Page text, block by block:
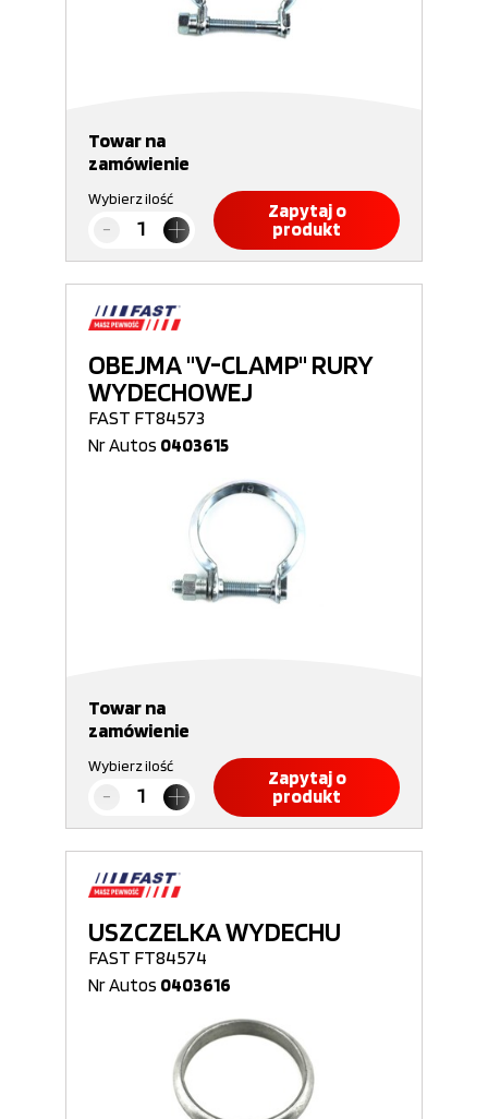
Towar na
zamówienie
Wybierz ilość
Zapytaj o
produkt
OBEJMA "V-CLAMP" RURY
WYDECHOWEJ
FAST FT84573
Nr Autos 0403615
Towar na
zamówienie
Wybierz ilość
Zapytaj o
produkt
USZCZELKA WYDECHU
FAST FT84574
Nr Autos 0403616